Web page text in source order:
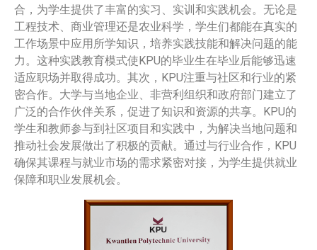
合，为学生提供了丰富的实习、实训和实践机会。无论是
工程技术、商业管理还是农业科学，学生们都能在真实的
工作场景中应用所学知识，培养实践技能和解决问题的能
力。这种实践教育模式使KPU的毕业生在毕业后能够迅速
适应职场并取得成功。其次，KPU注重与社区和行业的紧
密合作。大学与当地企业、非营利组织和政府部门建立了
广泛的合作伙伴关系，促进了知识和资源的共享。KPU的
学生和教师参与到社区项目和实践中，为解决当地问题和
推动社会发展做出了积极的贡献。通过与行业合作，KPU
确保其课程与就业市场的需求紧密对接，为学生提供就业
保障和职业发展机会。